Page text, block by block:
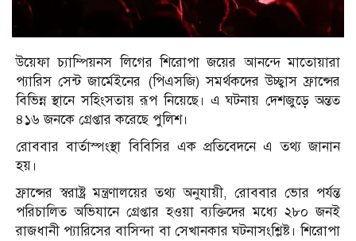
উয়েফা চ্যাম্পিয়নস লিগের শিরোপা জয়ের আনন্দে মাতোয়ারা
প্যারিস সেন্ট জার্মেইনের (পিএসজি) সমর্থকদের উচ্ছ্বাস ফ্রান্সের
বিভিন্ন স্থানে সহিংসতায় রূপ নিয়েছে। এ ঘটনায় দেশজুড়ে অন্তত
৪১৬ জনকে গ্রেপ্তার করেছে পুলিশ।
রোববার বার্তাস্পংস্থা বিবিসির এক প্রতিবেদনে এ তথ্য জানান
হয়।
ফ্রান্সের স্বরাষ্ট্র মন্ত্রণালয়ের তথ্য অনুযায়ী, রোববার ভোর পর্যন্ত
পরিচালিত অভিযানে গ্রেপ্তার হওয়া ব্যক্তিদের মধ্যে ২৮০ জনই
রাজধানী প্যারিসের বাসিন্দা বা সেখানকার ঘটনাসংশ্লিষ্ট। শিরোপা